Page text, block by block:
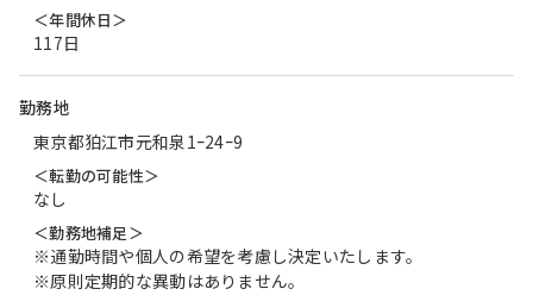
＜年間休日＞
117日
勤務地
東京都狛江市元和泉1ｰ24ｰ9
＜転勤の可能性＞
なし
＜勤務地補足＞
※通勤時間や個人の希望を考慮し決定いたします。
※原則定期的な異動はありません。